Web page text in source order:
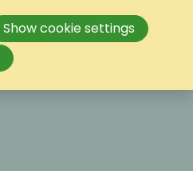
Show cookie settings